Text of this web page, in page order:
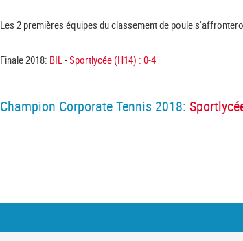
Les 2 premières équipes du classement de poule
Finale 2018: BIL-Sportlycée (H14) : 0-4
Champion Corporate Tennis 2018: